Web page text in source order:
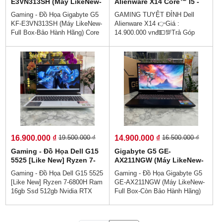
E3VN313SH (Máy LikeNew-
Full Box-Bảo Hành Hãng)
Core I5-12500H Ram 16gb
Ssd 512gb Card RTX 4060
8GB Màn Hình 15.6''Inch
Fhd IPS 144Hz
Gaming - Đồ Họa Gigabyte G5
KF-E3VN313SH (Máy LikeNew-
Full Box-Bảo Hành Hãng) Core
Card RTX 4060 8GB Màn Hình
15.6''Inch Fhd IPS 144Hz👉Giá
: 17.900.000 vnđ💵👉Trả Góp
Không Cần Trả Trước👉Đủ 18
Tuổi Trả Góp Bằng Căn Cước
Công Dân (Không Gọi Người
Thân)💥Hiệu năng mạnh mẽ -
chiến game phấn khích - Tự tin
cùng bạn chinh chiến game với
Alienware X14 Core™ I5 -
12500H RAM 16GB SSD
512GB Arc™ A370M 4GB
GDDR6 Màn hình 14 inch
FHD 144Hz
GAMING TUYỆT ĐỈNH Dell
Alienware X14 👉Giá :
14.900.000 vnđ💵💯Trả Góp
Góp Dễ Dàng Bằng Căn Cước
Công Dân (Không Gọi Người
Thân)💥Dell Alienware X14 –
Cấu hình mạnh mẽ, vẻ ngoài
cực kỳ đẳng cấp và sang trọng,
với cấu hình cực mạnh đáp ứng
cho nhu cầu công việc, Game
và giải trí cao cấp.
16.900.000 ₫ 19.500.000 ₫
Gaming - Đồ Họa Dell G15
5525 [Like New] Ryzen 7-
6800H Ram 16gb Ssd
512gb Nvidia RTX 3050 Ti
Màn hình 15.6''IPS Fhd
120Hz
Gaming - Đồ Họa Dell G15 5525
[Like New] Ryzen 7-6800H Ram
16gb Ssd 512gb Nvidia RTX
14.900.000 ₫ 16.500.000 ₫
Gigabyte G5 GE-
AX211NGW (Máy LikeNew-
Full Box-Còn Bảo Hành
Hãng) Core I5-12450H Ram
8gb Ssd 512gb Card
RTX4050 4GB Màn Hình
15.6''Inch Fhd IPS 144Hz
Gaming - Đồ Họa Gigabyte G5
GE-AX211NGW (Máy LikeNew-
Full Box-Còn Bảo Hành Hãng)